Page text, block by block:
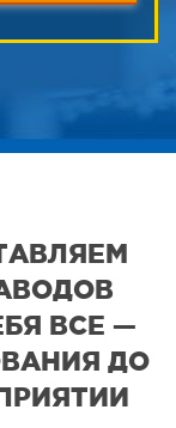
ВСЕ —
ДО